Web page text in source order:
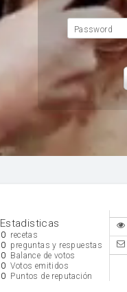
Password
Estadisticas
0 recetas
0 preguntas y respuestas
0 Balance de votos
0 Votos emitidos
0 Puntos de reputación